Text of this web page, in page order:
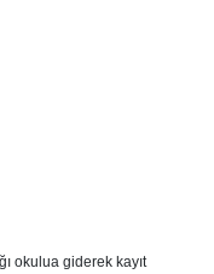
okulua giderek kayıt